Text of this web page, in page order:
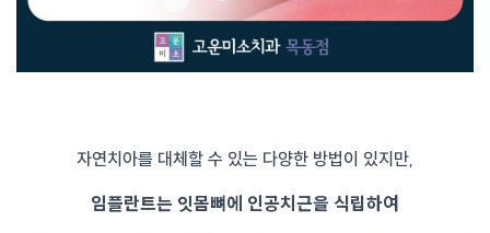
자연치아를 대체할 수 있는 다양한 방법이 있지만,
임플란트는 잇몸뼈에 인공치근을 식립하여